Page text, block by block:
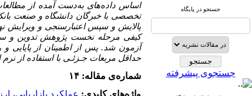
نورمگز
سیویلیکا
جستجو در پایگاه
جستجوی پیشرفته
اساس داده‌های به‌دست آمده از
تخصصی با خبرگان دانشگاه و صنعت
پالایش و سپس اعتبارسنجی و ویرایش
آزمون شد. پس از اطمینان از پایایی و
حداقل مربعات جـزئـی با استفاده از
شماره‌ی مقاله: ۱۴
واژه‌های کلیدی: عملکرد بازاریابی‌‌‌،